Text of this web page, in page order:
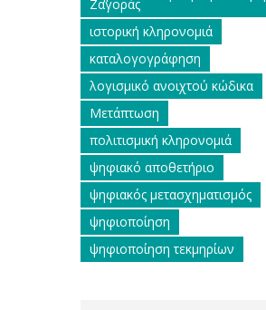
Ζαγοράς
ιστορική κληρονομιά
καταλογογράφηση
λογισμικό ανοιχτού κώδικα
Μετάπτωση
πολιτισμική κληρονομιά
ψηφιακό αποθετήριο
ψηφιακός μετασχηματισμός
ψηφιοποίηση
ψηφιοποίηση τεκμηρίων